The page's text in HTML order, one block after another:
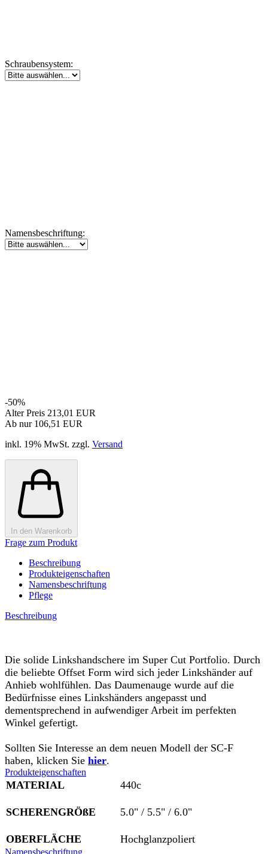
Schraubensystem:
Namensbeschriftung:
-50%
Alter Preis 213,01 EUR
Ab nur 106,51 EUR
inkl. 19% MwSt. zzgl. Versand
In den Warenkorb
Frage zum Produkt
Beschreibung
Produkteigenschaften
Namensbeschriftung
Pflege
Beschreibung
Die solide Linkshandschere im Super Cut Portfolio. Durch
die beliebte Offset Form wird sich jeder Linkshänder auf
Anhieb wohlfühlen. Das Daumenauge wurde auf die
Bedürfnisse eines Linkshänders angepasst und
dementsprechend in aufwendiger Arbeit im perfekten
Winkel gefertigt.
Sollten Sie Interesse an dem neuen Modell der SC-F
haben, klicken Sie hier.
Produkteigenschaften
MATERIAL 440c
SCHERENGRÖßE 5.0" / 5.5" / 6.0"
OBERFLÄCHE Hochglanzpoliert
Namensbeschriftung